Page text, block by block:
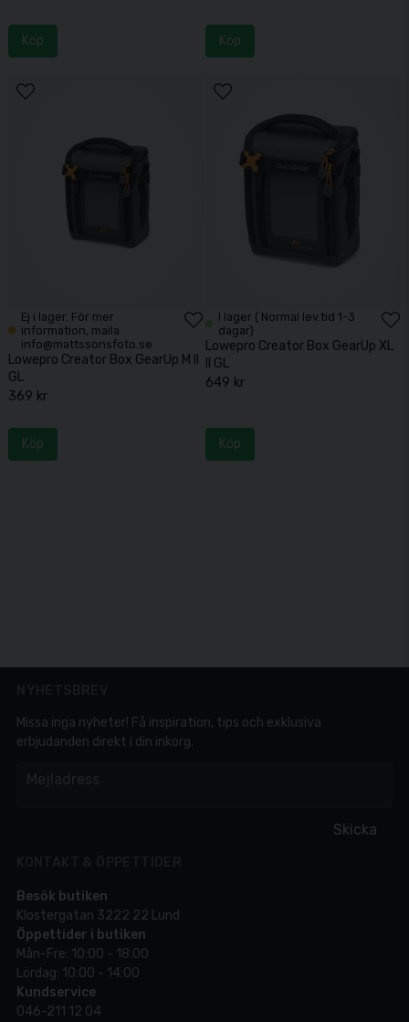
Köp Köp
Ej i lager. För mer
information, maila
info@mattssonsfoto.se
Lowepro Creator Box GearUp M II
GL
369 kr
Köp
I lager ( Normal lev.tid 1-3
dagar)
Lowepro Creator Box GearUp XL
II GL
649 kr
Köp
Skicka
Missa inga nyheter! Få inspiration, tips och exklusiva
erbjudanden direkt i din inkorg.
Besök butiken
Klostergatan 3222 22 Lund
Öppettider i butiken
Mån-Fre: 10:00 - 18:00
Lördag: 10:00 - 14:00
Kundservice
046-211 12 04